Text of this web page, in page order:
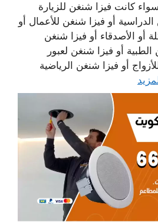
كانت فيزا شنغن للزيارة
أو فيزا شنغن للأعمال أو
أو الأصدقاء أو فيزا شنغن
الطبية أو فيزا شنغن لعبور
أو فيزا شنغن الرياضية